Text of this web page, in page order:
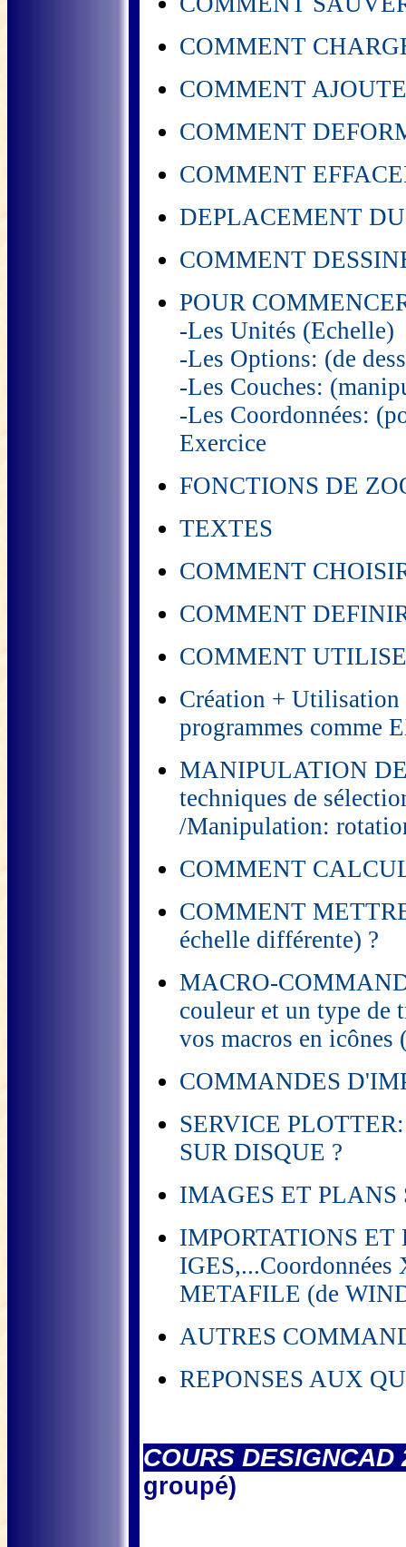
COMMENT
COMMENT
COMMENT
COMMENT
DEPLACEMENT
COMMENT
POUR
-Les Unités (Echelle)
-Les Options: (de
-Les Couches:
-Les Coordonnées:
Exercice
FONCTIONS DE
TEXTES
COMMENT
COMMENT
COMMENT
Création + Utilisation
programmes comme
MANIPULATION
techniques de
/Manipulation:
COMMENT
COMMENT
échelle différente) ?
MACRO-
couleur et un type de
vos macros en icônes
COMMANDES
SERVICE
SUR DISQUE ?
IMAGES ET PLANS
IMPORTATIONS
METAFILE (de
AUTRES
REPONSES AUX
COURS DESIGNCAD
groupé)